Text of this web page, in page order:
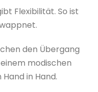
Flexibilität. So ist
den Übergang
modischen
in Hand.